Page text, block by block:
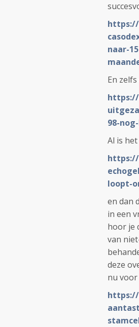
naar-
En
98-
Al is
loopt-
en dan
in een
hoor je
van
deze
nu